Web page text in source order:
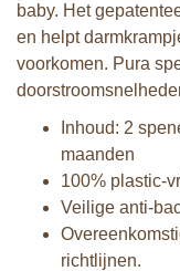
baby. Het
en helpt
voorkomen. Pura
Inhoud: 2
maanden
100% plastic-
Veilige anti-
richtlijnen.